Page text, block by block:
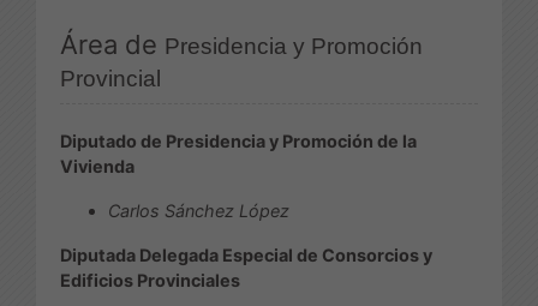
Área de Presidencia y Promoción
Provincial
Diputado de Presidencia y Promoción de la
Vivienda
Carlos Sánchez López
Diputada Delegada Especial de Consorcios y
Edificios Provinciales